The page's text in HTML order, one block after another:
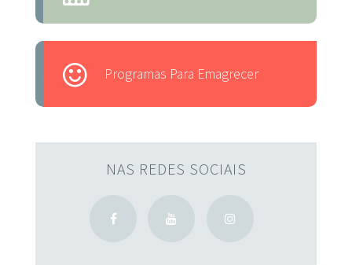
Programas Para Emagrecer
NAS REDES SOCIAIS